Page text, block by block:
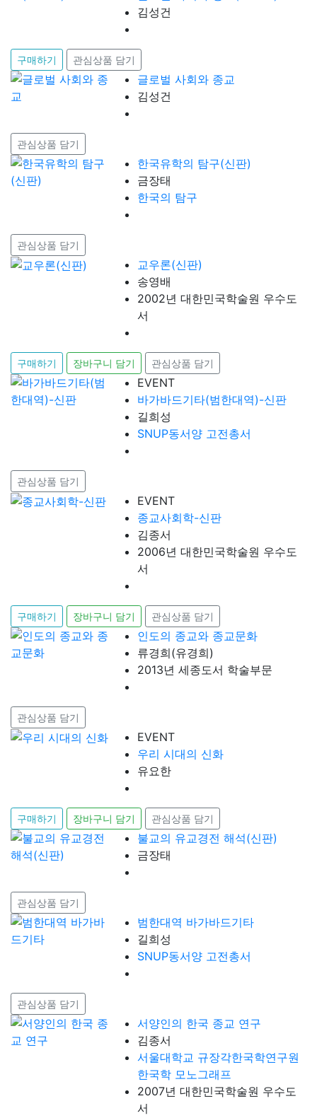
김성건
구매하기 관심상품 담기
글로벌 사회와 종교
김성건
관심상품 담기
한국유학의 탐구(신판)
금장태
한국의 탐구
관심상품 담기
교우론(신판)
송영배
2002년 대한민국학술원 우수도
서
구매하기 장바구니 담기 관심상품 담기
EVENT
바가바드기타(범한대역)-신판
길희성
SNUP동서양 고전총서
관심상품 담기
EVENT
종교사회학-신판
김종서
2006년 대한민국학술원 우수도
서
구매하기 장바구니 담기 관심상품 담기
인도의 종교와 종교문화
류경희(유경희)
2013년 세종도서 학술부문
관심상품 담기
EVENT
우리 시대의 신화
유요한
구매하기 장바구니 담기 관심상품 담기
불교의 유교경전 해석(신판)
금장태
관심상품 담기
범한대역 바가바드기타
길희성
SNUP동서양 고전총서
관심상품 담기
서양인의 한국 종교 연구
김종서
서울대학교 규장각한국학연구원
한국학 모노그래프
2007년 대한민국학술원 우수도
서